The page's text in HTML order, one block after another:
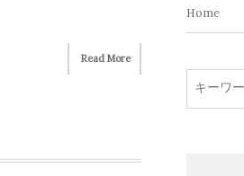
Read More
Home